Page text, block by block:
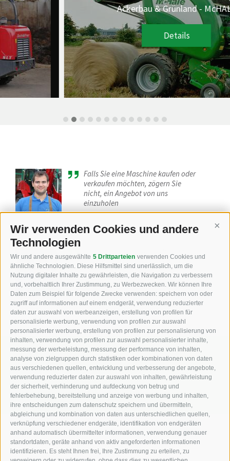
Wir verwenden Cookies und andere
Technologien
Wir und andere ausgewählte 5 Drittparteien verwenden Cookies und
ähnliche Technologien. Diese Hilfsmittel sind unerlässlich, um die
Nutzung digitaler Inhalte zu gewährleisten, die Navigation zu verbessern
und, vorbehaltlich Ihrer Zustimmung, zu Werbezwecken. Wir können Ihre
Daten zum Beispiel für folgende Zwecke verwenden: speichern von oder
zugriff auf informationen auf einem endgerät, verwendung reduzierter
daten zur auswahl von werbeanzeigen, erstellung von profilen für
personalisierte werbung, verwendung von profilen zur auswahl
personalisierter werbung, erstellung von profilen zur personalisierung von
inhalten, verwendung von profilen zur auswahl personalisierter inhalte,
messung der werbeleistung, messung der performance von inhalten,
analyse von zielgruppen durch statistiken oder kombinationen von daten
aus verschiedenen quellen, entwicklung und verbesserung der angebote,
verwendung reduzierter daten zur auswahl von inhalten, gewährleistung
der sicherheit, verhinderung und aufdeckung von betrug und
fehlerbehebung, bereitstellung und anzeige von werbung und inhalten,
ihre entscheidungen zum datenschutz speichern und übermitteln,
abgleichung und kombination von daten aus unterschiedlichen quellen,
verknüpfung verschiedener endgeräte, identifikation von endgeräten
anhand automatisch übermittelter informationen, verwendung genauer
standortdaten, geräte anhand von aktiv angeforderten informationen
identifizieren. Es steht Ihnen frei, Ihre Zustimmung zu erteilen, zu
Ackerbau & Grünland - McHALE
Details
Falls Sie eine Maschine kaufen oder
verkaufen möchten, zögern Sie
nicht, ein Angebot von uns
einzuholen
Philipp Staudacher - Beratung
technische Geräte zu erleichtern.
Alex Unterhuber - Verkauf
KFZ, Bau und Landmaschinen
Industriezone Unterackern Fuggerstraße 18
I-39049Südtirol (BZ)
+39 0472 766010